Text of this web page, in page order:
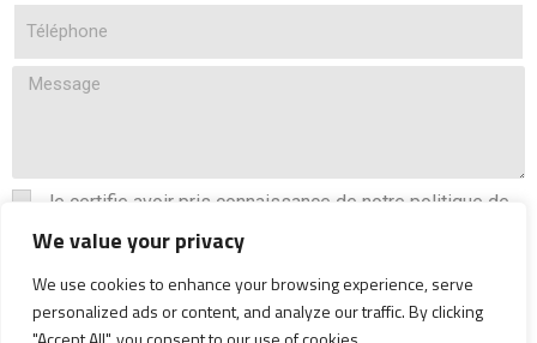
We value your privacy
We use cookies to enhance your browsing experience, serve
personalized ads or content, and analyze our traffic. By clicking
Je certifie avoir pris connaissance de notre politique de
confidentialité
Envoyer